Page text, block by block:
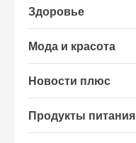
Здоровье
Мода и красота
Новости плюс
Продукты питания